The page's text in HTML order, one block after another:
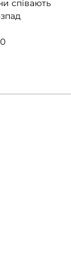
співають